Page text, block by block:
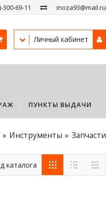
300-69-11 inoza93@mail.ru
Личный кабинет
ПУНКТЫ ВЫДАЧИ
Инструменты Запчасти
каталога